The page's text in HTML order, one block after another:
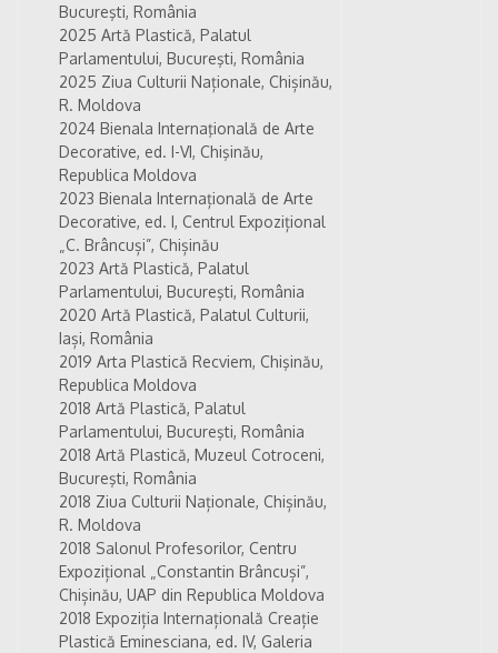
Bucureşti, România
2025 Artă Plastică, Palatul
Parlamentului, Bucureşti, România
2025 Ziua Culturii Naționale, Chișinău,
R. Moldova
2024 Bienala Internaţională de Arte
Decorative, ed. I-VI, Chişinău,
Republica Moldova
2023 Bienala Internațională de Arte
Decorative, ed. I, Centrul Expozițional
„C. Brâncuși”, Chișinău
2023 Artă Plastică, Palatul
Parlamentului, Bucureşti, România
2020 Artă Plastică, Palatul Culturii,
Iași, România
2019 Arta Plastică Recviem, Chişinău,
Republica Moldova
2018 Artă Plastică, Palatul
Parlamentului, Bucureşti, România
2018 Artă Plastică, Muzeul Cotroceni,
Bucureşti, România
2018 Ziua Culturii Naționale, Chișinău,
R. Moldova
2018 Salonul Profesorilor, Centru
Expozițional „Constantin Brâncuși”,
Chișinău, UAP din Republica Moldova
2018 Expoziția Internațională Creație
Plastică Eminesciana, ed. IV, Galeria